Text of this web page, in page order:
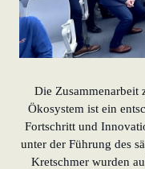
Die Zusammenarbeit
Ökosystem ist ein
Fortschritt und
unter der Führung des
Kretschmer wurden